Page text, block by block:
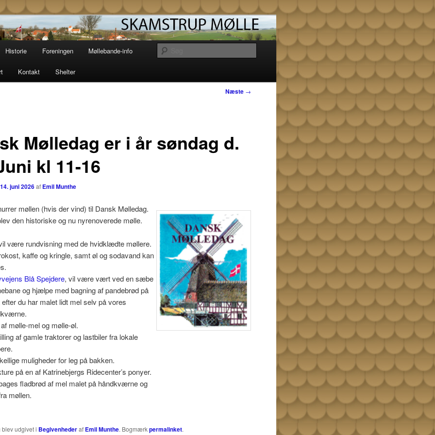
Mølle
Møllelaug driver og vedligeholder den gamle
på vestsjælland. Læs her om
og mekanik eller book en overnatning
unik solopgang i en af vores shelters.
Historie Foreningen Møllebande-info
Kontakt Shelter
Næste →
Mølledag er i år søndag d.
kl 11-16
14. juni 2026 af Emil Munthe
møllen (hvis der vind) til Dansk Mølledag.
den historiske og nu nyrenoverede mølle.
være rundvisning med de hvidklædte møllere.
kaffe og kringle, samt øl og sodavand kan
Blå Spejdere, vil være vært ved en sæbe
og hjælpe med bagning af pandebrød på
efter du har malet lidt mel selv på vores
mølle-mel og mølle-øl.
af gamle traktorer og lastbiler fra lokale
muligheder for leg på bakken.
på en af Katrinebjergs Ridecenter’s ponyer.
fladbrød af mel malet på håndkværne og
møllen.
udgivet i Begivenhederaf Emil Munthe. Bogmærkpermalinket.